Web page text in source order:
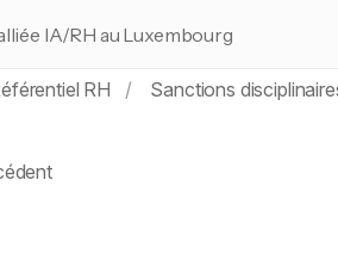
IA/RH au Luxembourg
RH Sanctions